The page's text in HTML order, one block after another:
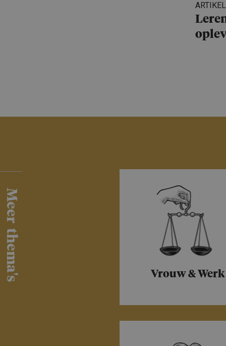
ARTIKEL
Meer thema's Vrouw & Werk